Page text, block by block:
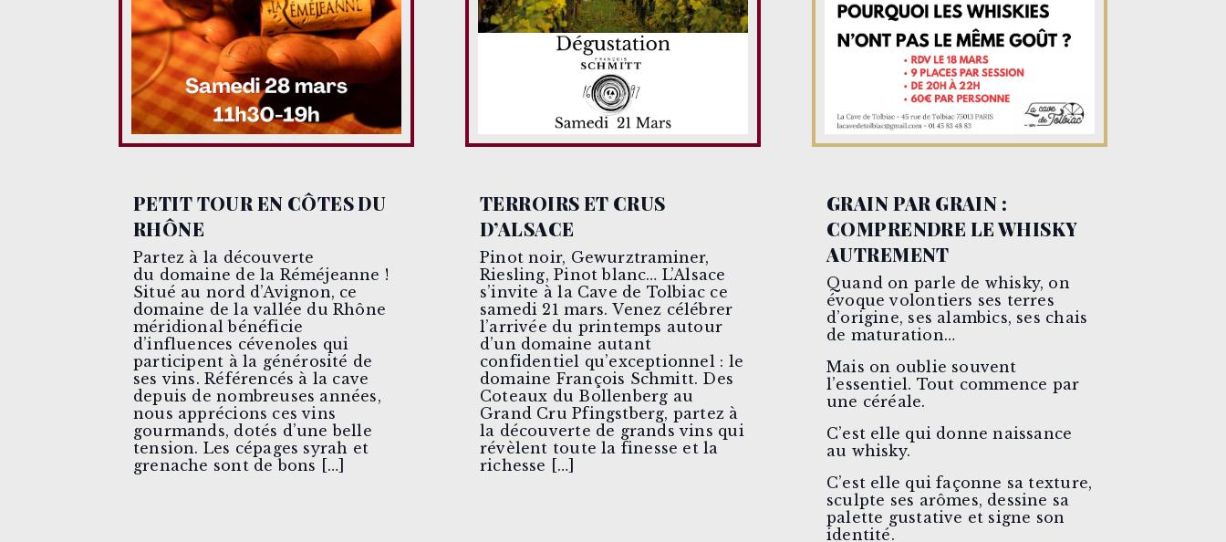
PETIT TOUR EN CÔTES DU
RHÔNE
Partez à la découverte
du domaine de la Réméjeanne !
Situé au nord d’Avignon, ce
domaine de la vallée du Rhône
méridional bénéficie
d’influences cévenoles qui
participent à la générosité de
ses vins. Référencés à la cave
depuis de nombreuses années,
nous apprécions ces vins
gourmands, dotés d’une belle
tension. Les cépages syrah et
grenache sont de bons […]
TERROIRS ET CRUS
D’ALSACE
Pinot noir, Gewurztraminer,
Riesling, Pinot blanc… L’Alsace
s’invite à la Cave de Tolbiac ce
samedi 21 mars. Venez célébrer
l’arrivée du printemps autour
d’un domaine autant
confidentiel qu’exceptionnel : le
domaine François Schmitt. Des
Coteaux du Bollenberg au
Grand Cru Pfingstberg, partez à
la découverte de grands vins qui
révèlent toute la finesse et la
richesse […]
GRAIN PAR GRAIN :
COMPRENDRE LE WHISKY
AUTREMENT
Quand on parle de whisky, on
évoque volontiers ses terres
d’origine, ses alambics, ses chais
de maturation…
Mais on oublie souvent
l’essentiel. Tout commence par
une céréale.
C’est elle qui donne naissance
au whisky.
C’est elle qui façonne sa texture,
sculpte ses arômes, dessine sa
palette gustative et signe son
identité.